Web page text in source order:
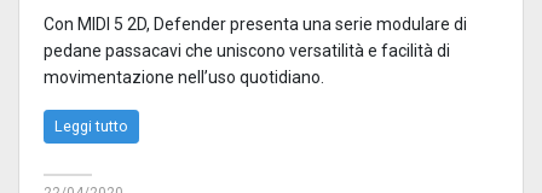
Con MIDI 5 2D, Defender presenta una serie modulare di
pedane passacavi che uniscono versatilità e facilità di
movimentazione nell’uso quotidiano.
Leggi tutto